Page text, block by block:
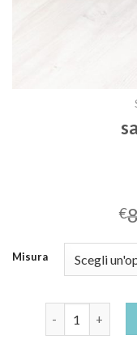
€
Misura
sandali schiava